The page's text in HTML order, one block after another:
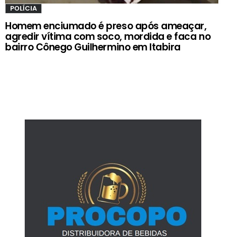
POLÍCIA
Homem enciumado é preso após ameaçar,
agredir vítima com soco, mordida e faca no
bairro Cônego Guilhermino em Itabira